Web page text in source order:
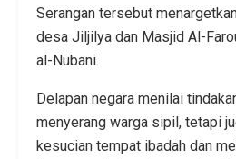
Serangan tersebut
desa Jiljilya dan Masjid Al-
al-Nubani.
Delapan negara menilai
menyerang warga sipil, tetapi
kesucian tempat ibadah dan